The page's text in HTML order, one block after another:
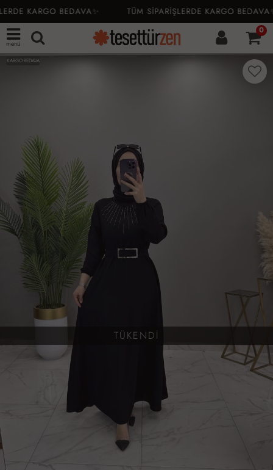
KARGO BEDAVA✨ TÜM SİPARİŞLERDE KARGO BEDAVA✨
menü
0
TÜKENDİ
KARGO BEDAVA